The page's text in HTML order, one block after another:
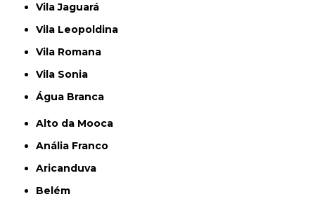
Vila Jaguará
Vila Leopoldina
Vila Romana
Vila Sonia
Água Branca
Alto da Mooca
Anália Franco
Aricanduva
Belém